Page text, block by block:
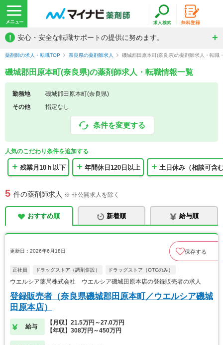
! 安心・安全な転職サポートの提供に努めます。
薬剤師の求人・転職TOP 奈良県の薬剤師求人 磯城郡田原本町(奈良県)の薬剤師求人・転職
磯城郡田原本町(奈良県)の薬剤師求人・転職情報一覧
勤務地
磯城郡田原本町(奈良県)
その他
指定なし
条件を変更する
人気のこだわり条件を追加する
残業月10ｈ以下 年間休日120日以上 土日休み（相談可含
5 件の薬剤師求人 ※ 非公開求人を除く
おすすめ順 新着順 給与順
更新日：2026年6月18日 保存する
正社員 ドラッグストア（調剤併設） ドラッグストア（OTCのみ）
ウエルシア薬局株式会社 ウエルシア磯城田原本店の登録販売者の求人
登録販売者（奈良県磯城郡田原本町／ウエルシア磯城
田原本店）
給与
【月収】21.5万円～27.0万円
【年収】308万円～450万円